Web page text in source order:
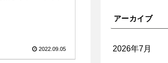
2022.09.05
アーカイブ
2026年7月